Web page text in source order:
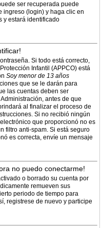
ser recuperada puede
ingreso (login) y haga clic en
y estará identificado
Si todo está correcto,
Infantil (APPCO) está
Soy menor de 13 años
que se le darán para
las cuentas deben ser
antes de que
al finalizar el proceso de
Si no recibió ningún
que proporcionó no es
filtro anti-spam. Si está seguro
es correcta, envíe un mensaje
no puedo conectarme!
o borrado su cuenta por
remueven sus
periodo de tiempo para
registrese de nuevo y participe